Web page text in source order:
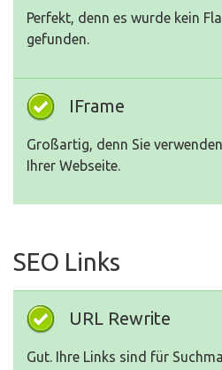
Perfekt, denn es wurde kein
gefunden.
IFrame
Großartig, denn Sie
Ihrer Webseite.
SEO Links
URL Rewrite
Gut. Ihre Links sind für